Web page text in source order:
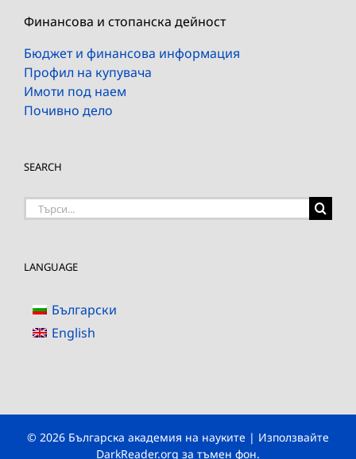
Финансова и стопанска дейност
Бюджет и финансова информация
Профил на купувача
Имоти под наем
Почивно дело
SEARCH
Търсене
LANGUAGE
Български
English
© 2026 Българска академия на науките | Използвайте
DarkReader.org за тъмен фон.